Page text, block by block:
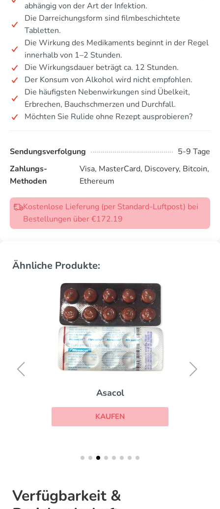
abhängig von der Art der Infektion.
Die Darreichungsform sind filmbeschichtete
Tabletten.
Die Wirkung des Medikaments beginnt in der Regel
innerhalb von 1–2 Stunden.
Die Wirkungsdauer beträgt ca. 12 Stunden.
Der Konsum von Alkohol wird nicht empfohlen.
Die häufigsten Nebenwirkungen sind Übelkeit,
Erbrechen, Bauchschmerzen und Durchfall.
Möchten Sie Rulide ohne Rezept ausprobieren?
Sendungsverfolgung
5-9 Tage
Zahlungs-
Methoden
Visa, MasterCard, Discovery, Bitcoin,
Ethereum
Kostenlose Lieferung (per Standard-Luftpost) bei
Bestellungen über €172.19
Ähnliche Produkte:
Asacol
KAUFEN
Verfügbarkeit &